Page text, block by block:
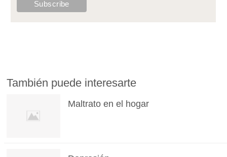
También puede interesarte
Maltrato en el hogar